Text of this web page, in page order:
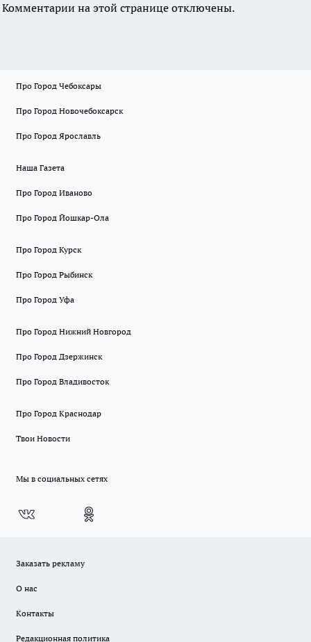
Комментарии на этой странице отключены.
Про Город Чебоксары
Про Город Новочебоксарск
Про Город Ярославль
Наша Газета
Про Город Иваново
Про Город Йошкар-Ола
Про Город Курск
Про Город Рыбинск
Про Город Уфа
Про Город Нижний Новгород
Про Город Дзержинск
Про Город Владивосток
Про Город Краснодар
Твои Новости
Мы в социальных сетях
Заказать рекламу
О нас
Контакты
Редакционная политика